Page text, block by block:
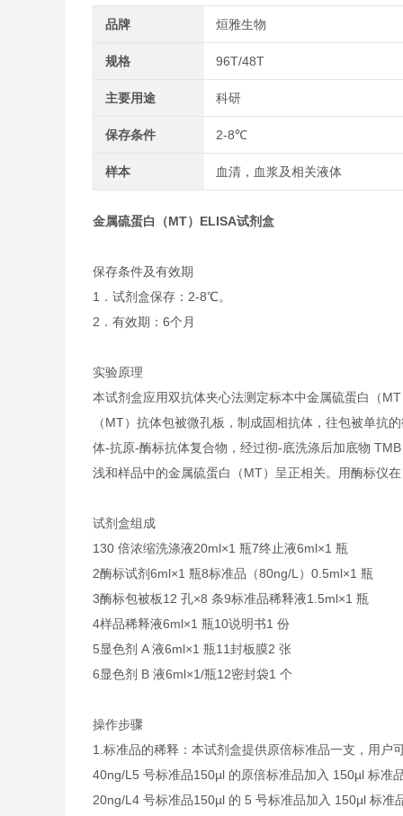
品牌 烜雅生物
规格 96T/48T
主要用途 科研
保存条件 2-8℃
样本 血清，血浆及相关液体
金属硫蛋白（MT）ELISA试剂盒
保存条件及有效期
1．试剂盒保存：2-8℃。
2．有效期：6个月
实验原理
本试剂盒应用双抗体夹心法测定标本中金属硫蛋白（
（MT）抗体包被微孔板，制成固相抗体，往包被单抗
体-抗原-酶标抗体复合物，经过彻-底洗涤后加底物
浅和样品中的金属硫蛋白（MT）呈正相关。用酶标仪
试剂盒组成
130 倍浓缩洗涤液20ml×1 瓶7终止液6ml×1 瓶
2酶标试剂6ml×1 瓶8标准品（80ng/L） 0.5ml×1 瓶
3酶标包被板12 孔×8 条9标准品稀释液1.5ml×1 瓶
4样品稀释液6ml×1 瓶10说明书1 份
5显色剂 A 液6ml×1 瓶11封板膜2 张
6显色剂 B 液6ml×1/瓶12密封袋1 个
操作步骤
1. 标准品的稀释：本试剂盒提供原倍标准品一支，用户
40ng/L 5 号标准品150µl 的原倍标准品加入 150µl 标准
20ng/L 4 号标准品150µl 的 5 号标准品加入 150µl 标准